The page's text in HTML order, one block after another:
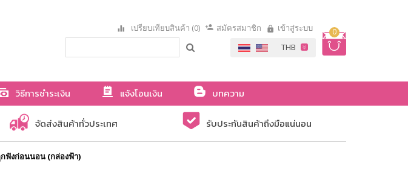
0
เปรียบเทียบสินค้า (0) สมัครสมาชิก เข้าสู่ระบบ
วิธีการชำระเงิน แจ้งโอนเงิน
บทความ
จัดส่งสินค้าทั่วประเทศ รับประกันสินค้าถึงมือแน่นอน
กฟังก่อนนอน (กล่องฟ้า)